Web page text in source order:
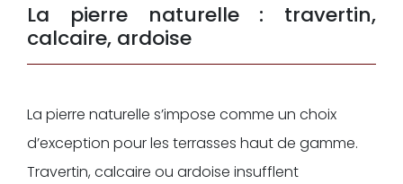
La pierre naturelle : travertin,
calcaire, ardoise
La pierre naturelle s’impose comme un choix
d’exception pour les terrasses haut de gamme.
Travertin, calcaire ou ardoise insufflent